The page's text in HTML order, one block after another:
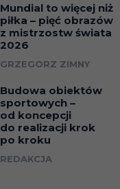
Mundial to więcej niż
piłka – pięć obrazów
z mistrzostw świata
2026
GRZEGORZ ZIMNY
Budowa obiektów
sportowych –
od koncepcji
do realizacji krok
po kroku
REDAKCJA